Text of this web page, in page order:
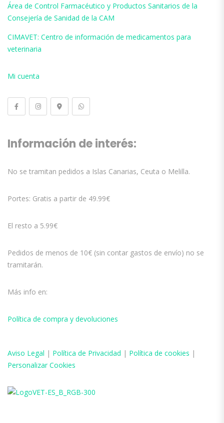
Área de Control Farmacéutico y Productos Sanitarios de la
Consejería de Sanidad de la CAM
CIMAVET: Centro de información de medicamentos para
veterinaria
Mi cuenta
Información de interés:
No se tramitan pedidos a Islas Canarias, Ceuta o Melilla.
Portes: Gratis a partir de 49.99€
El resto a 5.99€
Pedidos de menos de 10€ (sin contar gastos de envío) no se
tramitarán.
Más info en:
Política de compra y devoluciones
Aviso Legal | Política de Privacidad | Política de cookies |
Personalizar Cookies